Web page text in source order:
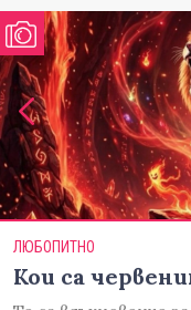
ЛЮБОПИТНО
Кои са